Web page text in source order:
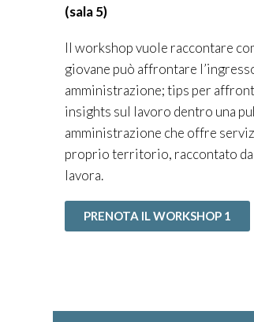
(sala 5)
Il workshop vuole raccontare
giovane può affrontare
amministrazione; tips per
insights sul lavoro dentro una
amministrazione che offre
proprio territorio, raccontato da
lavora.
PRENOTA IL WORKSHOP 1